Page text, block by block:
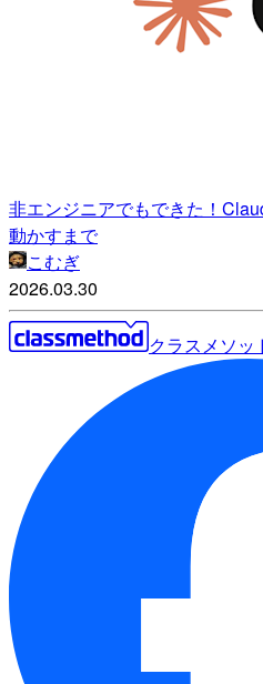
非エンジニアでもできた！
動かすまで
こむぎ
2026.03.30
クラスメソッ